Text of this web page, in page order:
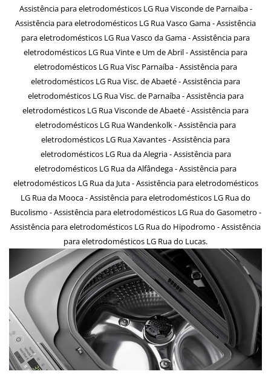
Assistência para eletrodomésticos LG Rua Visconde de Parnaiba -
Assistência para eletrodomésticos LG Rua Vasco Gama - Assistência
para eletrodomésticos LG Rua Vasco da Gama - Assistência para
eletrodomésticos LG Rua Vinte e Um de Abril - Assistência para
eletrodomésticos LG Rua Visc Parnaíba - Assistência para
eletrodomésticos LG Rua Visc. de Abaeté - Assistência para
eletrodomésticos LG Rua Visc. de Parnaíba - Assistência para
eletrodomésticos LG Rua Visconde de Abaeté - Assistência para
eletrodomésticos LG Rua Wandenkolk - Assistência para
eletrodomésticos LG Rua Xavantes - Assistência para
eletrodomésticos LG Rua da Alegria - Assistência para
eletrodomésticos LG Rua da Alfândega - Assistência para
eletrodomésticos LG Rua da Juta - Assistência para eletrodomésticos
LG Rua da Mooca - Assistência para eletrodomésticos LG Rua do
Bucolismo - Assistência para eletrodomésticos LG Rua do Gasometro -
Assistência para eletrodomésticos LG Rua do Hipodromo - Assistência
para eletrodomésticos LG Rua do Lucas.